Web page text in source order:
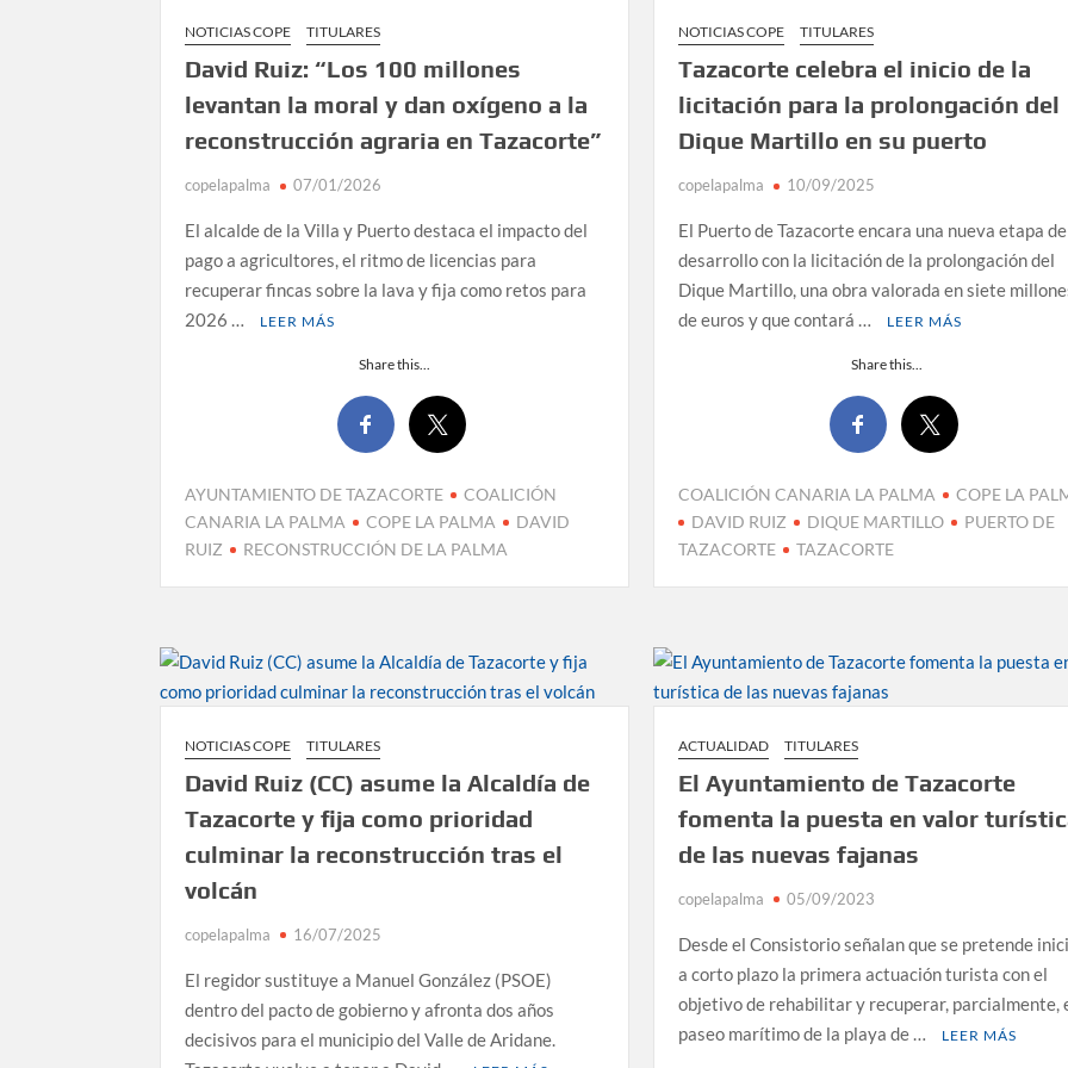
NOTICIAS COPE TITULARES
David Ruiz: “Los 100 millones
levantan la moral y dan oxígeno a la
reconstrucción agraria en Tazacorte”
copelapalma 07/01/2026
El alcalde de la Villa y Puerto destaca el impacto del
pago a agricultores, el ritmo de licencias para
recuperar fincas sobre la lava y fija como retos para
2026 …
LEER MÁS
Share this...
AYUNTAMIENTO DE TAZACORTE
COALICIÓN
CANARIA LA PALMA
COPE LA PALMA
DAVID
RUIZ
RECONSTRUCCIÓN DE LA PALMA
NOTICIAS COPE TITULARES
Tazacorte celebra el inicio de la
licitación para la prolongación del
Dique Martillo en su puerto
copelapalma 10/09/2025
El Puerto de Tazacorte encara una nueva etapa de
desarrollo con la licitación de la prolongación del
Dique Martillo, una obra valorada en siete
de euros y que contará …
LEER MÁS
Share this...
COALICIÓN CANARIA LA PALMA
COPE LA
DAVID RUIZ
DIQUE MARTILLO
PUERTO DE
TAZACORTE
TAZACORTE
NOTICIAS COPE TITULARES
David Ruiz (CC) asume la Alcaldía de
Tazacorte y fija como prioridad
culminar la reconstrucción tras el
volcán
copelapalma 16/07/2025
El regidor sustituye a Manuel González (PSOE)
dentro del pacto de gobierno y afronta dos años
decisivos para el municipio del Valle de Aridane.
ACTUALIDAD TITULARES
El Ayuntamiento de Tazacorte
fomenta la puesta en valor
de las nuevas fajanas
copelapalma 05/09/2023
Desde el Consistorio señalan que se pretende
a corto plazo la primera actuación turista con el
objetivo de rehabilitar y recuperar, parcialmente,
paseo marítimo de la playa de …
LEER MÁS